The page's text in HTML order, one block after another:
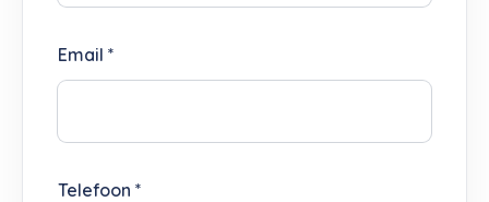
Email *
Telefoon *